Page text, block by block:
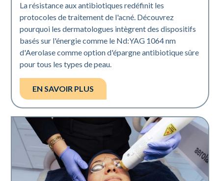
La résistance aux antibiotiques redéfinit les
protocoles de traitement de l'acné. Découvrez
pourquoi les dermatologues intègrent des dispositifs
basés sur l'énergie comme le Nd:YAG 1064 nm
d'Aerolase comme option d'épargne antibiotique sûre
pour tous les types de peau.
EN SAVOIR PLUS